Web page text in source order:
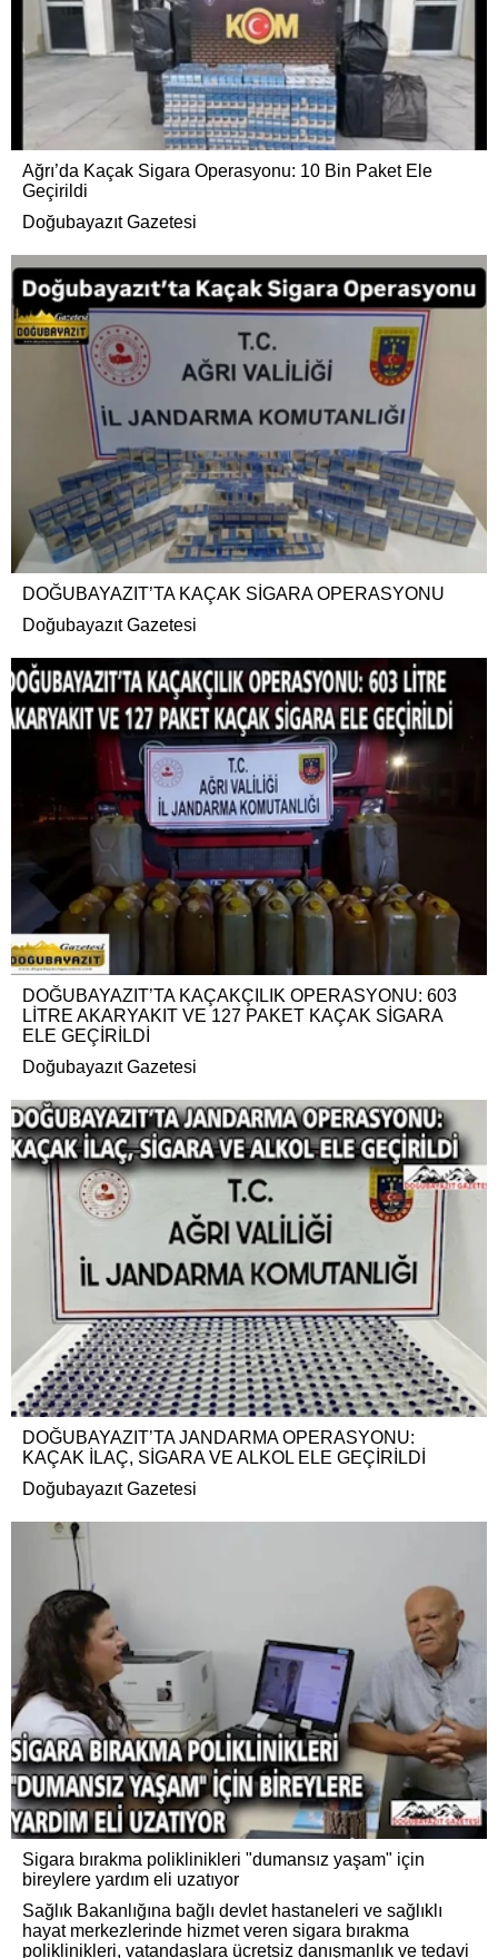
Ağrı’da Kaçak Sigara Operasyonu: 10 Bin Paket Ele
Geçirildi
Doğubayazıt Gazetesi
DOĞUBAYAZIT’TA KAÇAK SİGARA OPERASYONU
Doğubayazıt Gazetesi
DOĞUBAYAZIT’TA KAÇAKÇILIK OPERASYONU: 603
LİTRE AKARYAKIT VE 127 PAKET KAÇAK SİGARA
ELE GEÇİRİLDİ
Doğubayazıt Gazetesi
DOĞUBAYAZIT’TA JANDARMA OPERASYONU:
KAÇAK İLAÇ, SİGARA VE ALKOL ELE GEÇİRİLDİ
Doğubayazıt Gazetesi
Sigara bırakma poliklinikleri "dumansız yaşam" için
bireylere yardım eli uzatıyor
Sağlık Bakanlığına bağlı devlet hastaneleri ve sağlıklı
hayat merkezlerinde hizmet veren sigara bırakma
poliklinikleri, vatandaşlara ücretsiz danışmanlık ve tedavi